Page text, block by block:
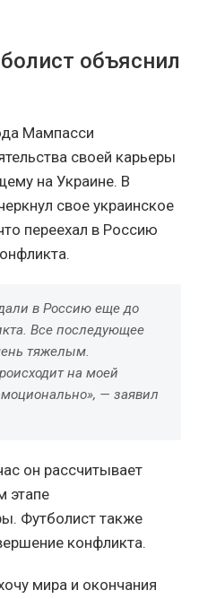
объяснил
Мампасси
своей карьеры
на Украине. В
свое украинское
переехал в Россию
в Россию еще до
Все последующее
тяжелым.
на моей
— заявил
он рассчитывает
этапе
Футболист также
конфликта.
мира и окончания